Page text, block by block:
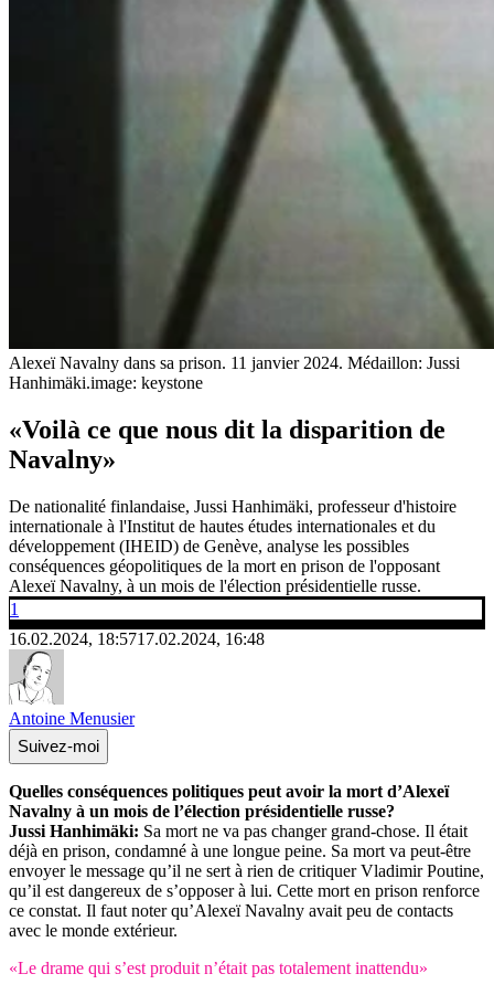
Alexeï Navalny dans sa prison. 11 janvier 2024. Médaillon: Jussi
Hanhimäki.image: keystone
«Voilà ce que nous dit la disparition de
Navalny»
De nationalité finlandaise, Jussi Hanhimäki, professeur d'histoire
internationale à l'Institut de hautes études internationales et du
développement (IHEID) de Genève, analyse les possibles
conséquences géopolitiques de la mort en prison de l'opposant
Alexeï Navalny, à un mois de l'élection présidentielle russe.
1
16.02.2024, 18:5717.02.2024, 16:48
Antoine Menusier
Suivez-moi
Quelles conséquences politiques peut avoir la mort d’Alexeï
Navalny à un mois de l’élection présidentielle russe?
Jussi Hanhimäki: Sa mort ne va pas changer grand-chose. Il était
déjà en prison, condamné à une longue peine. Sa mort va peut-être
envoyer le message qu’il ne sert à rien de critiquer Vladimir Poutine,
qu’il est dangereux de s’opposer à lui. Cette mort en prison renforce
ce constat. Il faut noter qu’Alexeï Navalny avait peu de contacts
avec le monde extérieur.
«Le drame qui s’est produit n’était pas totalement inattendu»